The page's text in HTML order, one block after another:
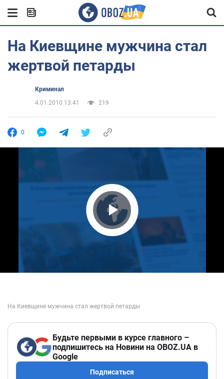
На Киевщине мужчина стал
жертвой петарды
Криминал
4.01.2010 13:41
219
0
Play Video
Будьте первыми в курсе главного –
подпишитесь на Новини на OBOZ.UA в
Google
Подписаться